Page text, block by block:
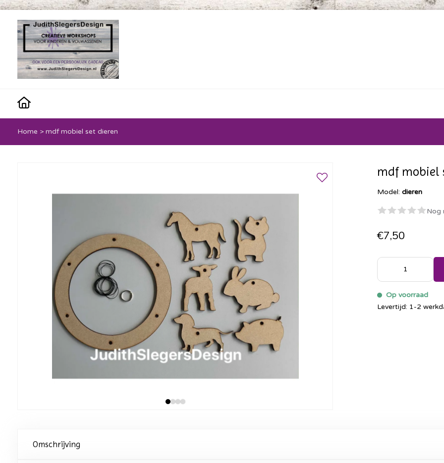
Home > mdf mobiel set dieren
mdf mobiel
Model:dieren
Nog
€7,50
Op voorraad
Levertijd: 1-2
Omschrijving